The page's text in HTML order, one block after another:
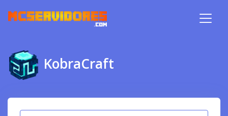
KobraCraft